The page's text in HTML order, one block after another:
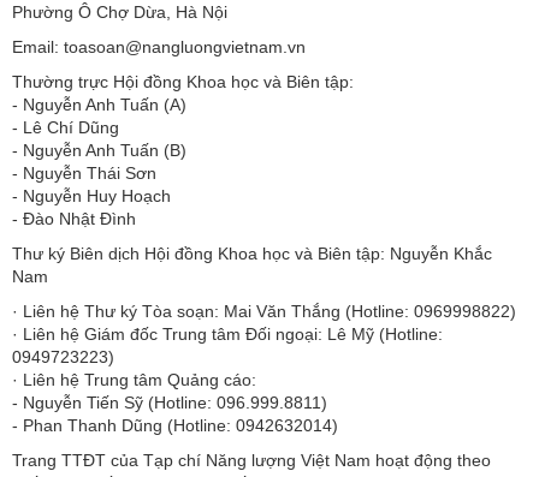
Phường Ô Chợ Dừa, Hà Nội
Email: toasoan@nangluongvietnam.vn
Thường trực Hội đồng Khoa học và Biên tập:
​​​​​​- Nguyễn Anh Tuấn (A)
- Lê Chí Dũng
- Nguyễn Anh Tuấn (B)
- Nguyễn Thái Sơn
- Nguyễn Huy Hoạch
- Đào Nhật Đình
Thư ký Biên dịch Hội đồng Khoa học và Biên tập: Nguyễn Khắc
Nam
· Liên hệ Thư ký Tòa soạn: Mai Văn Thắng (Hotline: 0969998822)
· Liên hệ Giám đốc Trung tâm Đối ngoại: Lê Mỹ (Hotline:
0949723223)
· Liên hệ Trung tâm Quảng cáo:
- Nguyễn Tiến Sỹ (Hotline: 096.999.8811)
- Phan Thanh Dũng (Hotline: 0942632014)
Trang TTĐT của Tạp chí Năng lượng Việt Nam hoạt động theo